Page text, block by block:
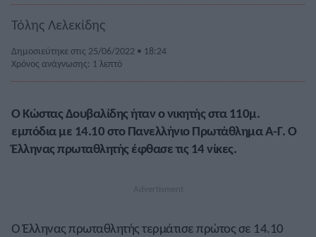
Τόλης Λελεκίδης
Δημοσιεύτηκε στις 25/06/2022 • 18:24
Χρόνος ανάγνωσης: 1 λεπτό
Ο Κώστας Δουβαλίδης ήταν ο νικητής στα 110μ.
εμπόδια με 14.10 στο Πανελλήνιο Πρωτάθλημα Α-Γ. Ο
Έλληνας πρωταθλητής έφθασε τις 14 νίκες.
Ο Έλληνας πρωταθλητής τερμάτισε πρώτος σε 14.10